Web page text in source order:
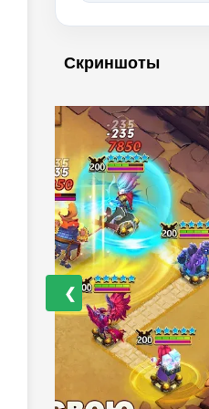
Скриншоты
❮